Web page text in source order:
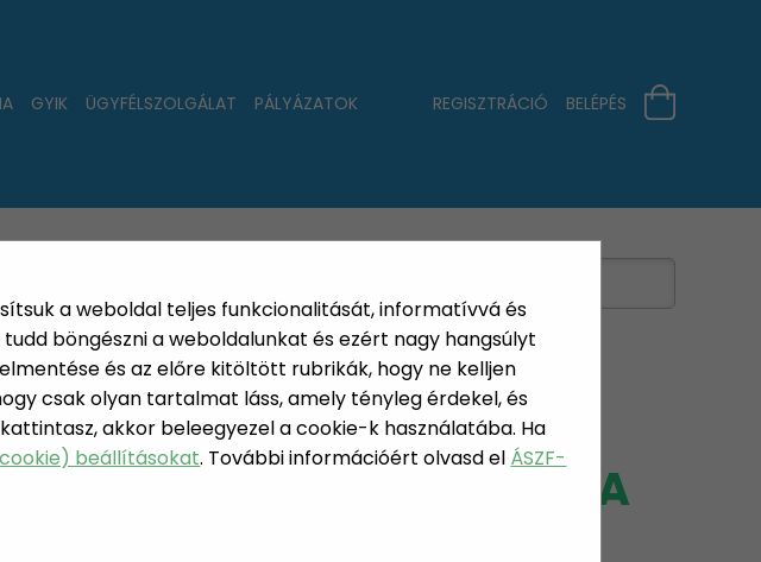
a weboldal teljes funkcionalitását, informatívvá és
böngészni a weboldalunkat és ezért nagy hangsúlyt
és az előre kitöltött rubrikák, hogy ne kelljen
csak olyan tartalmat láss, amely tényleg érdekel, és
akkor beleegyezel a cookie-k használatába. Ha
beállításokat. További információért olvasd el ÁSZF-
GYIK ÜGYFÉLSZOLGÁLAT PÁLYÁZATOK REGISZTRÁCIÓ BELÉPÉS
SÜTŐFORMA